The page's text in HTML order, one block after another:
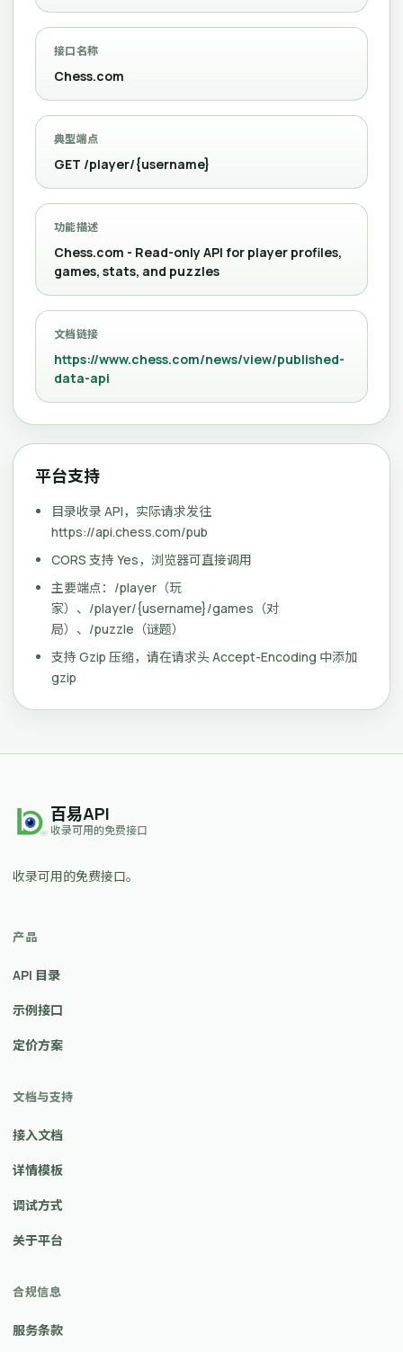
接口名称
Chess.com
典型端点
GET /player/{username}
功能描述
Chess.com - Read-only API for player profiles,
games, stats, and puzzles
文档链接
https://www.chess.com/news/view/published-
data-api
平台支持
目录收录 API，实际请求发往
https://api.chess.com/pub
CORS 支持 Yes，浏览器可直接调用
主要端点：/player（玩
家）、/player/{username}/games（对
局）、/puzzle（谜题）
支持 Gzip 压缩，请在请求头 Accept-Encoding 中添加
gzip
百易API
收录可用的免费接口
收录可用的免费接口。
产品
API 目录
示例接口
定价方案
文档与支持
接入文档
详情模板
调试方式
关于平台
合规信息
服务条款